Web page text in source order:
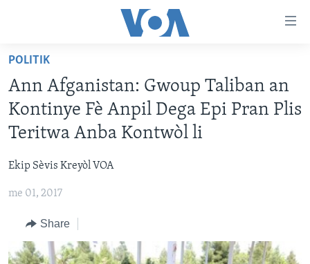
Skip
main
content
Skip
main
Navigation
Skip
Search
LÈZETAZINI
AMERIK LATIN
VIDEO
FLASHPOINT IKRÈN
Learning English
POLITIK
Ann Afganistan: Gwoup Taliban an
Kontinye Fè Anpil Dega Epi Pran Plis
Teritwa Anba Kontwòl li
Ekip Sèvis Kreyòl VOA
me 01, 2017
Share